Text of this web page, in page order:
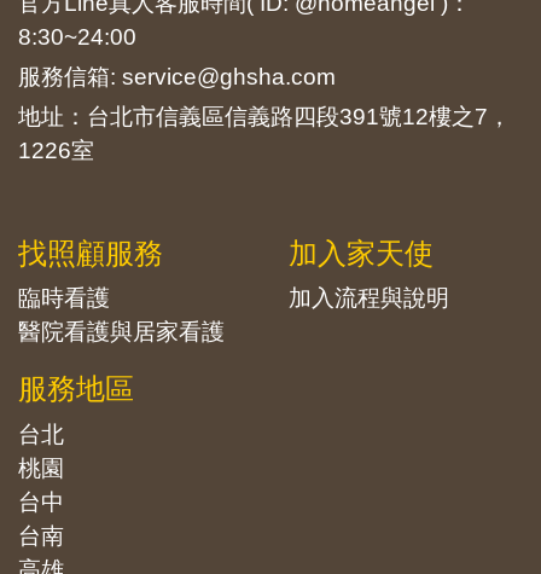
8:30~24:00
服務信箱: service@ghsha.com
地址：台北市信義區信義路四段391號12樓之7，
1226室
找照顧服務
臨時看護
醫院看護與居家看護
服務地區
台北
桃園
台中
台南
加入家天使
加入流程與說明